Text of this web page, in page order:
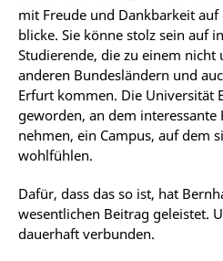
mit Freude und Dankbarkeit
blicke. Sie könne stolz sein auf
Studierende, die zu einem nicht
anderen Bundesländern und
Erfurt kommen. Die Universität
geworden, an dem
nehmen, ein Campus, auf dem
wohlfühlen.
Dafür, dass das so ist, hat
wesentlichen Beitrag geleistet.
dauerhaft verbunden.